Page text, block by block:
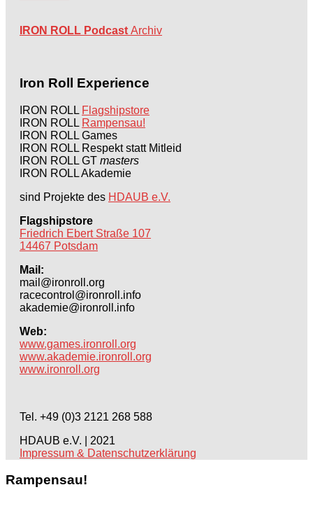
IRON ROLL Podcast Archiv
Iron Roll Experience
IRON ROLL Flagshipstore
IRON ROLL Rampensau!
IRON ROLL Games
IRON ROLL Respekt statt Mitleid
IRON ROLL GT masters
IRON ROLL Akademie
sind Projekte des HDAUB e.V.
Flagshipstore
Friedrich Ebert Straße 107
14467 Potsdam
Mail:
mail@ironroll.org
racecontrol@ironroll.info
akademie@ironroll.info
Web:
www.games.ironroll.org
www.akademie.ironroll.org
www.ironroll.org
Tel. +49 (0)3 2121 268 588
HDAUB e.V. | 2021
Impressum & Datenschutzerklärung
Rampensau!